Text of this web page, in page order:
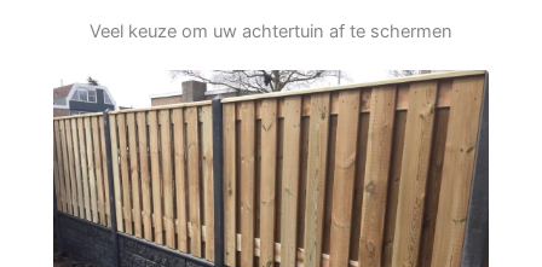
Veel keuze om uw achtertuin af te schermen